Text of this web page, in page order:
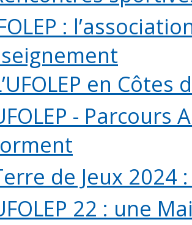
:
en Côtes
-
de Jeux 2024
22 : une